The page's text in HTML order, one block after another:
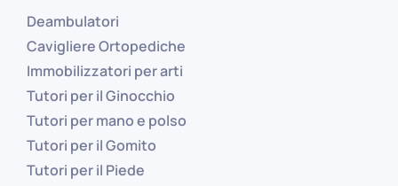
Deambulatori
Cavigliere Ortopediche
Immobilizzatori per arti
Tutori per il Ginocchio
Tutori per mano e polso
Tutori per il Gomito
Tutori per il Piede